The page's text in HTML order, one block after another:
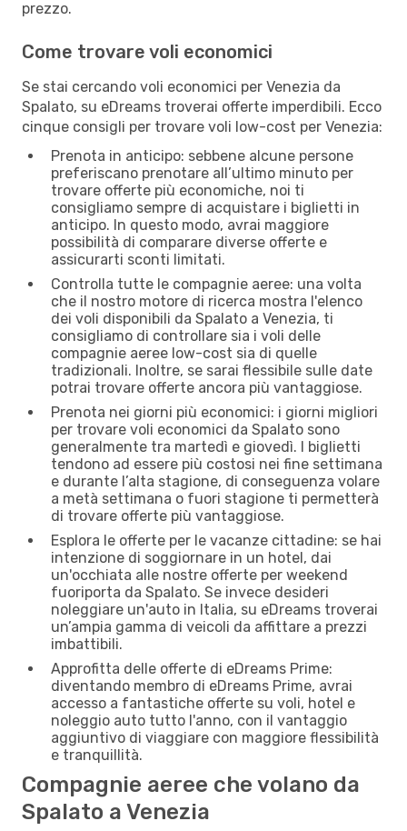
prezzo.
Come trovare voli economici
Se stai cercando voli economici per Venezia da
Spalato, su eDreams troverai offerte imperdibili. Ecco
cinque consigli per trovare voli low-cost per Venezia:
Prenota in anticipo: sebbene alcune persone
preferiscano prenotare all’ultimo minuto per
trovare offerte più economiche, noi ti
consigliamo sempre di acquistare i biglietti in
anticipo. In questo modo, avrai maggiore
possibilità di comparare diverse offerte e
assicurarti sconti limitati.
Controlla tutte le compagnie aeree: una volta
che il nostro motore di ricerca mostra l'elenco
dei voli disponibili da Spalato a Venezia, ti
consigliamo di controllare sia i voli delle
compagnie aeree low-cost sia di quelle
tradizionali. Inoltre, se sarai flessibile sulle date
potrai trovare offerte ancora più vantaggiose.
Prenota nei giorni più economici: i giorni migliori
per trovare voli economici da Spalato sono
generalmente tra martedì e giovedì. I biglietti
tendono ad essere più costosi nei fine settimana
e durante l’alta stagione, di conseguenza volare
a metà settimana o fuori stagione ti permetterà
di trovare offerte più vantaggiose.
Esplora le offerte per le vacanze cittadine: se hai
intenzione di soggiornare in un hotel, dai
un'occhiata alle nostre offerte per weekend
fuoriporta da Spalato. Se invece desideri
noleggiare un'auto in Italia, su eDreams troverai
un’ampia gamma di veicoli da affittare a prezzi
imbattibili.
Approfitta delle offerte di eDreams Prime:
diventando membro di eDreams Prime, avrai
accesso a fantastiche offerte su voli, hotel e
noleggio auto tutto l'anno, con il vantaggio
aggiuntivo di viaggiare con maggiore flessibilità
e tranquillità.
Compagnie aeree che volano da
Spalato a Venezia